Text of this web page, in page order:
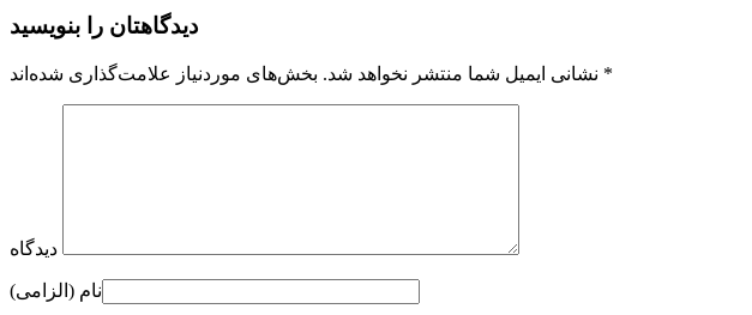
دیدگاهتان را بنویسید
نشانی ایمیل شما منتشر نخواهد شد. *
دیدگاه
نام (الزامی)